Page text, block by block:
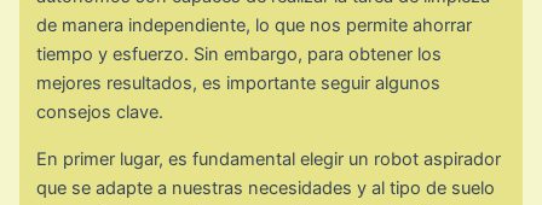
de manera independiente, lo que nos permite ahorrar
tiempo y esfuerzo. Sin embargo, para obtener los
mejores resultados, es importante seguir algunos
consejos clave.
En primer lugar, es fundamental elegir un robot aspirador
que se adapte a nuestras necesidades y al tipo de suelo